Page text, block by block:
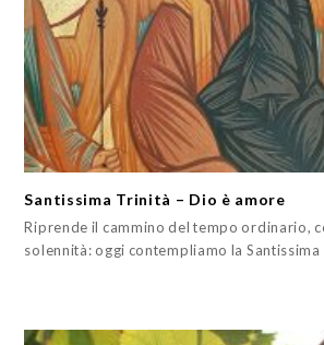
Santissima Trinità – Dio è amore
Riprende il cammino del tempo ordinario,
solennità: oggi contempliamo la